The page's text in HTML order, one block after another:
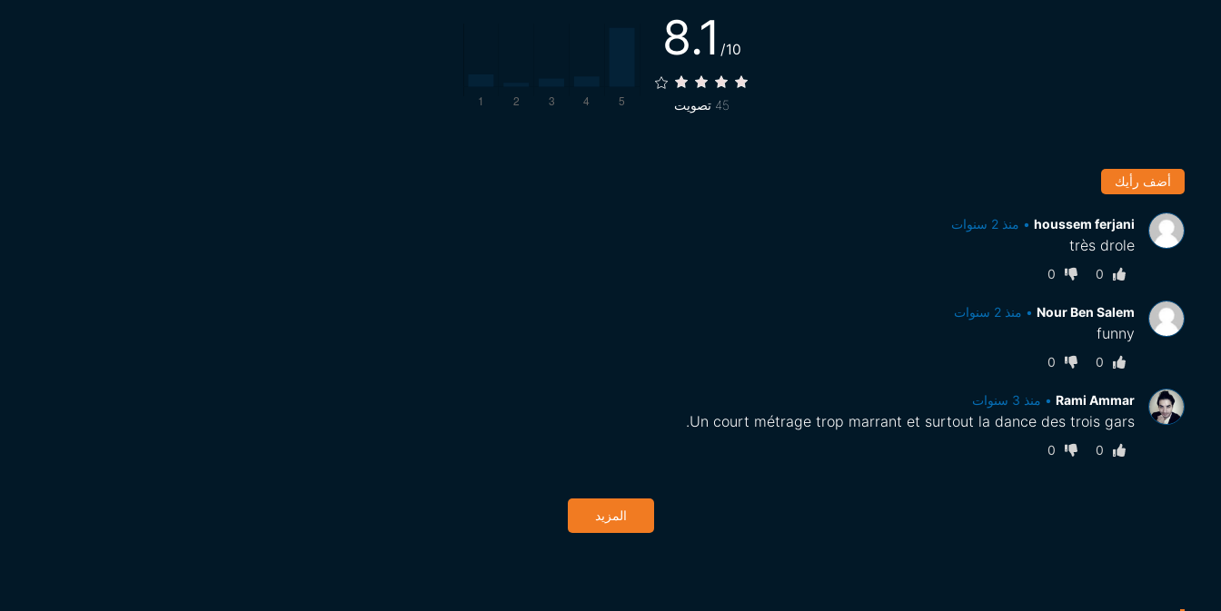
8.1 /10
45 تصويت
أضف رأيك
houssem ferjani
• منذ 2 سنوات
très drole
0
0
Nour Ben Salem
• منذ 2 سنوات
funny
0
0
Rami Ammar
• منذ 3 سنوات
Un court métrage trop marrant et surtout la dance des trois gars.
0
0
المزيد